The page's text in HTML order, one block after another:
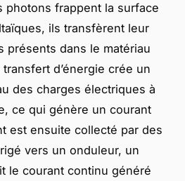
photons frappent la surface
ils transfèrent leur
présents dans le matériau
d’énergie crée un
des charges électriques à
ce qui génère un courant
est ensuite collecté par des
vers un onduleur, un
le courant continu généré